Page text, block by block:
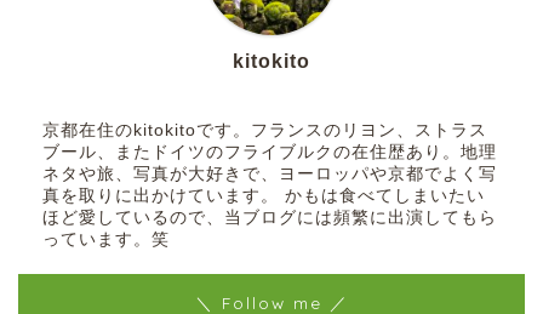
kitokito
京都在住のkitokitoです。フランスのリヨン、ストラス
ブール、またドイツのフライブルクの在住歴あり。地理
ネタや旅、写真が大好きで、ヨーロッパや京都でよく写
真を取りに出かけています。 かもは食べてしまいたい
ほど愛しているので、当ブログには頻繁に出演してもら
っています。笑
＼ Follow me ／